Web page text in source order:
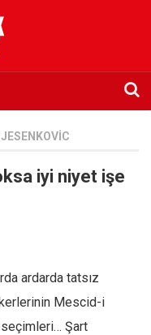
iyi niyet işe
ardarda tatsız
Mescid-i
seçimleri… Şart